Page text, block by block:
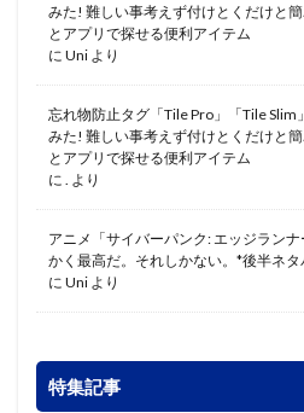
みた! 難しい事考えず付けとくだけと
とアプリで探せる便利アイテム
に Uni より
忘れ物防止タグ「Tile Pro」「Tile Slim
みた! 難しい事考えず付けとくだけと
とアプリで探せる便利アイテム
に
より
アニメ「サイバーパンク: エッジラン
かく最高だ。それしかない。*後半ネタ
に Uni より
特集記事